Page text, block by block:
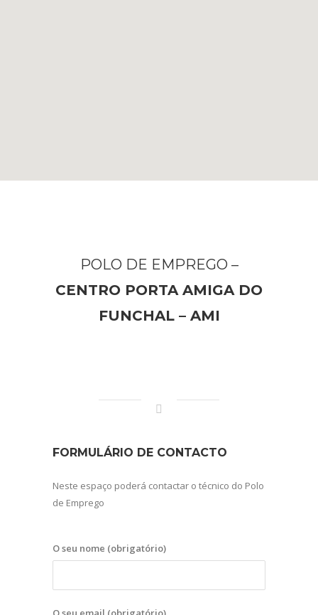
POLO DE EMPREGO –
CENTRO PORTA AMIGA DO
FUNCHAL – AMI
FORMULÁRIO DE CONTACTO
Neste espaço poderá contactar o técnico do Polo
de Emprego
O seu nome (obrigatório)